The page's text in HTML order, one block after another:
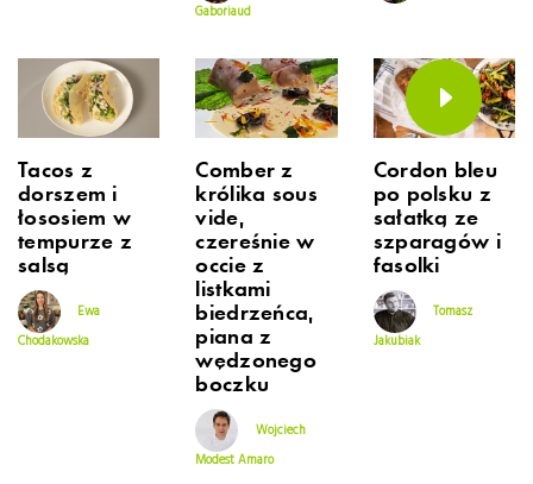
Gaboriaud
Tacos z
dorszem i
łososiem w
tempurze z
salsą
Ewa
Chodakowska
Comber z
królika sous
vide,
czereśnie w
occie z
listkami
biedrzeńca,
piana z
wędzonego
boczku
Wojciech
Modest Amaro
Cordon bleu
po polsku z
sałatką ze
szparagów i
fasolki
Tomasz
Jakubiak